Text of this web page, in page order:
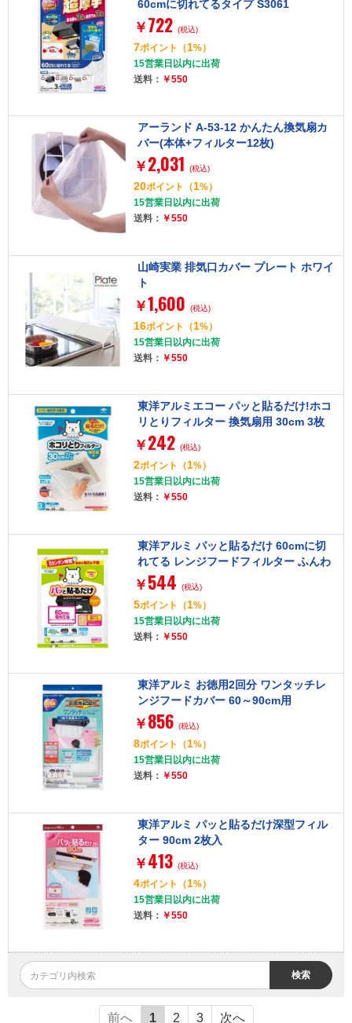
60cmに切れてるタイプ S3061
￥ 722 (税込)
7ポイント （1%）
15営業日以内に出荷
送料： ￥550
アーランド A-53-12 かんたん換気扇カ
バー(本体+フィルター12枚)
￥ 2,031 (税込)
20ポイント （1%）
15営業日以内に出荷
送料： ￥550
山崎実業 排気口カバー プレート ホワイ
ト
￥1,600 (税込)
16ポイント （1%）
15営業日以内に出荷
送料： ￥550
東洋アルミエコー パッと貼るだけ!ホコ
リとりフィルター 換気扇用 30cm 3枚
￥ 242 (税込)
2ポイント （1%）
15営業日以内に出荷
送料： ￥550
東洋アルミ パッと貼るだけ 60cmに切
れてる レンジフードフィルター ふんわ
りタイプ
￥ 544 (税込)
5ポイント （1%）
15営業日以内に出荷
送料： ￥550
東洋アルミ お徳用2回分 ワンタッチレ
ンジフードカバー 60～90cm用
￥ 856 (税込)
8ポイント （1%）
15営業日以内に出荷
送料： ￥550
東洋アルミ パッと貼るだけ深型フィル
ター 90cm 2枚入
￥ 413 (税込)
4ポイント （1%）
15営業日以内に出荷
送料： ￥550
検索
前へ 1 2 3 次へ